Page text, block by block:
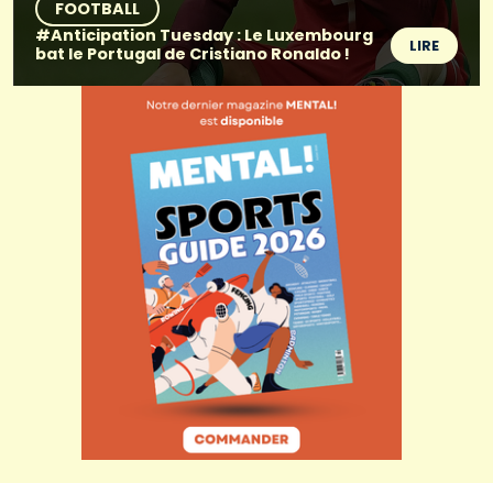
FOOTBALL
#Anticipation Tuesday : Le Luxembourg
bat le Portugal de Cristiano Ronaldo !
LIRE